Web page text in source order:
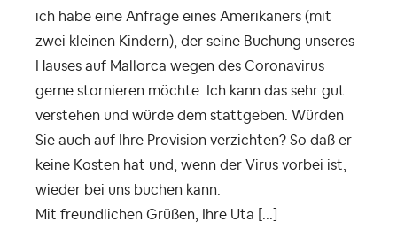
ich habe eine Anfrage eines Amerikaners (mit
zwei kleinen Kindern), der seine Buchung unseres
Hauses auf Mallorca wegen des Coronavirus
gerne stornieren möchte. Ich kann das sehr gut
verstehen und würde dem stattgeben. Würden
Sie auch auf Ihre Provision verzichten? So daß er
keine Kosten hat und, wenn der Virus vorbei ist,
wieder bei uns buchen kann.
Mit freundlichen Grüßen, Ihre Uta [...]